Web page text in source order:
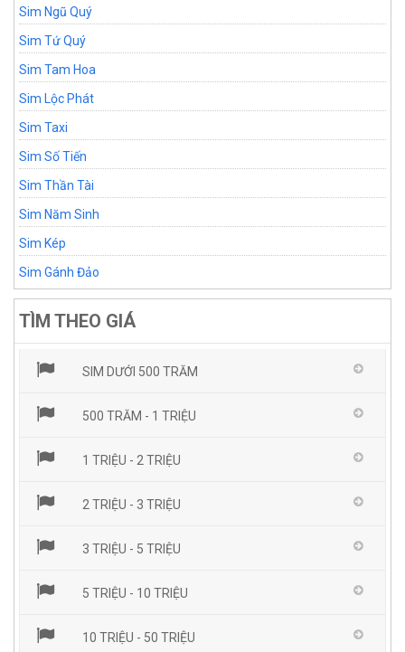
Sim Ngũ Quý
Sim Tứ Quý
Sim Tam Hoa
Sim Lộc Phát
Sim Taxi
Sim Số Tiến
Sim Thần Tài
Sim Năm Sinh
Sim Kép
Sim Gánh Đảo
TÌM THEO GIÁ
SIM DƯỚI 500 TRĂM
500 TRĂM - 1 TRIỆU
1 TRIỆU - 2 TRIỆU
2 TRIỆU - 3 TRIỆU
3 TRIỆU - 5 TRIỆU
5 TRIỆU - 10 TRIỆU
10 TRIỆU - 50 TRIỆU